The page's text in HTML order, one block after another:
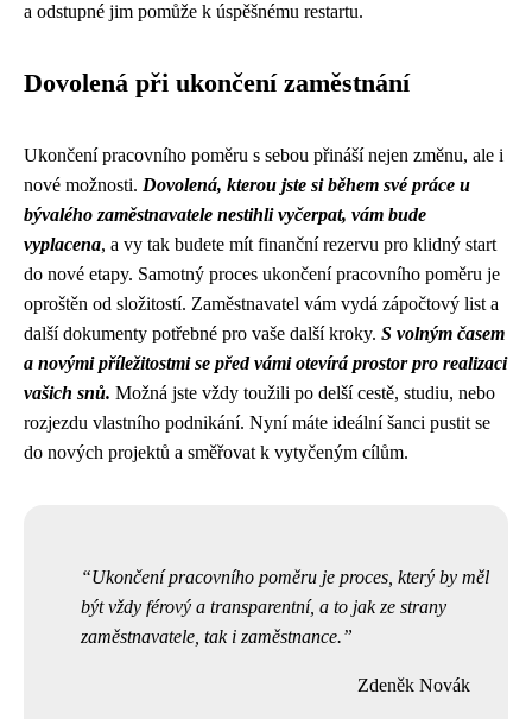
a odstupné jim pomůže k úspěšnému restartu.
Dovolená při ukončení zaměstnání
Ukončení pracovního poměru s sebou přináší nejen změnu, ale i
nové možnosti. Dovolená, kterou jste si během své práce u
bývalého zaměstnavatele nestihli vyčerpat, vám bude
vyplacena, a vy tak budete mít finanční rezervu pro klidný start
do nové etapy. Samotný proces ukončení pracovního poměru je
oproštěn od složitostí. Zaměstnavatel vám vydá zápočtový list a
další dokumenty potřebné pro vaše další kroky. S volným časem
a novými příležitostmi se před vámi otevírá prostor pro realizaci
vašich snů. Možná jste vždy toužili po delší cestě, studiu, nebo
rozjezdu vlastního podnikání. Nyní máte ideální šanci pustit se
do nových projektů a směřovat k vytyčeným cílům.
Ukončení pracovního poměru je proces, který by měl
být vždy férový a transparentní, a to jak ze strany
zaměstnavatele, tak i zaměstnance.
Zdeněk Novák